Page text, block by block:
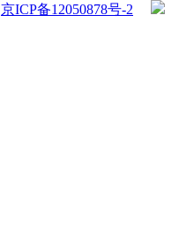
京ICP备12050878号-2